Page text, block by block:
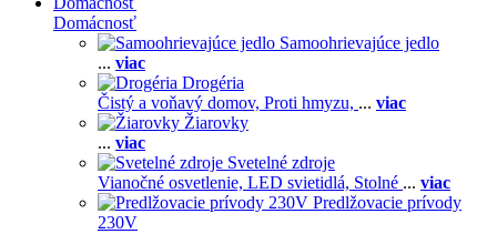
Domácnosť
Samoohrievajúce jedlo
... viac
Drogéria
Čistý a voňavý domov, Proti hmyzu, ... viac
Žiarovky
... viac
Svetelné zdroje
Vianočné osvetlenie, LED svietidlá, Stolné ... viac
Predlžovacie prívody
230V